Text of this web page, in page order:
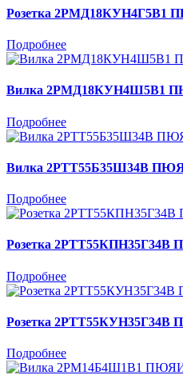
Розетка 2РМД18КУН4Г5В1
Подробнее
Вилка 2РМД18КУН4Ш5В1
Подробнее
Вилка 2РТТ55Б35Ш34В
Подробнее
Розетка 2РТТ55КПН35Г34В
Подробнее
Розетка 2РТТ55КУН35Г34В
Подробнее